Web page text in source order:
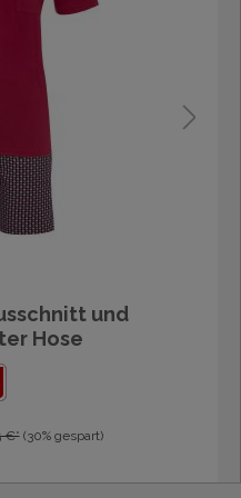
und
Hose
€* (30% gespart)